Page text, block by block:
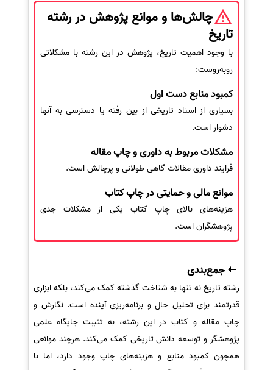
چالش‌ها و موانع پژوهش در رشته
تاریخ
با وجود اهمیت تاریخ، پژوهش در این رشته با مشکلاتی
روبه‌روست:
کمبود منابع دست اول
بسیاری از اسناد تاریخی از بین رفته یا دسترسی به آنها
دشوار است.
مشکلات مربوط به داوری و چاپ مقاله
فرایند داوری مقالات گاهی طولانی و پرچالش است.
موانع مالی و حمایتی در چاپ کتاب
هزینه‌های بالای چاپ کتاب یکی از مشکلات جدی
پژوهشگران است.
جمع‌بندی
رشته تاریخ نه تنها به شناخت گذشته کمک می‌کند، بلکه ابزاری
قدرتمند برای تحلیل حال و برنامه‌ریزی آینده است. نگارش و
چاپ مقاله و کتاب در این رشته، به تثبیت جایگاه علمی
پژوهشگر و توسعه دانش تاریخی کمک می‌کند. هرچند موانعی
همچون کمبود منابع و هزینه‌های چاپ وجود دارد، اما با